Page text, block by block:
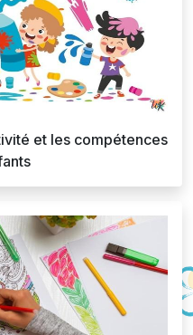
et les compétences